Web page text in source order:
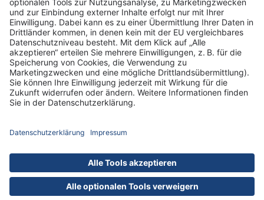
Standorte
DRK-Schwesternschaft Berlin
Impressum
Hausordnung